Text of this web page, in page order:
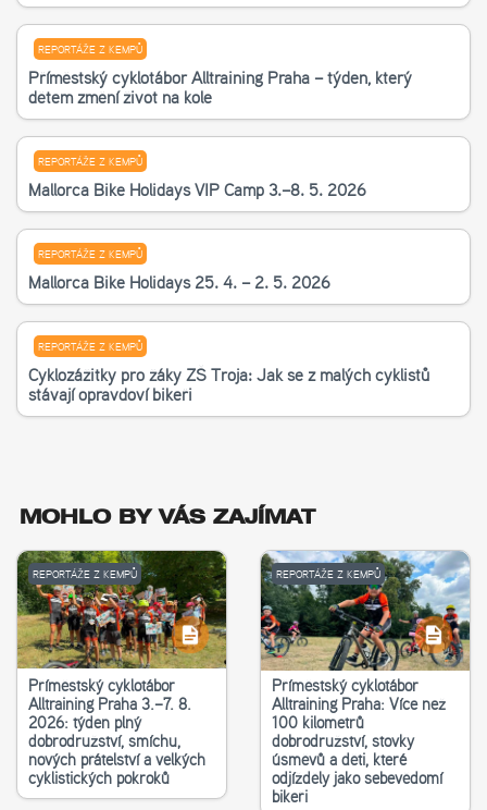
REPORTÁŽE Z KEMPŮ
Příměstský cyklotábor Alltraining Praha – týden, který
dětem změní život na kole
REPORTÁŽE Z KEMPŮ
Mallorca Bike Holidays VIP Camp 3.–8. 5. 2026
REPORTÁŽE Z KEMPŮ
Mallorca Bike Holidays 25. 4. – 2. 5. 2026
REPORTÁŽE Z KEMPŮ
Cyklozážitky pro žáky ZŠ Troja: Jak se z malých cyklistů
stávají opravdoví bikeři
MOHLO BY VÁS ZAJÍMAT
REPORTÁŽE Z KEMPŮ
Příměstský cyklotábor
Alltraining Praha 3.–7. 8.
2026: týden plný
dobrodružství, smíchu,
nových přátelství a velkých
cyklistických pokroků
REPORTÁŽE Z KEMPŮ
Příměstský cyklotábor
Alltraining Praha: Více než
100 kilometrů
dobrodružství, stovky
úsměvů a děti, které
odjížděly jako sebevědomí
bikeři